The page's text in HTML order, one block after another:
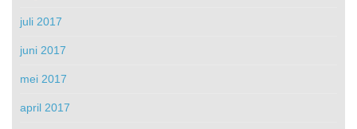
juli 2017
juni 2017
mei 2017
april 2017